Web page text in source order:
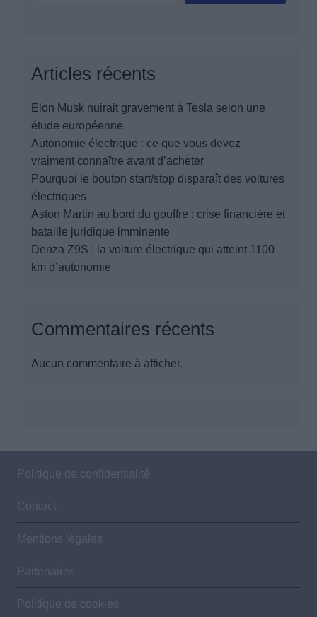
Articles récents
Elon Musk nuirait gravement à Tesla selon une
étude européenne
Autonomie électrique : ce que vous devez
vraiment connaître avant d’acheter
Pourquoi le bouton start/stop disparaît des voitures
électriques
Aston Martin au bord du gouffre : crise financière et
bataille juridique imminente
Denza Z9S : la voiture électrique qui atteint 1100
km d’autonomie
Commentaires récents
Aucun commentaire à afficher.
Politique de confidentialité
Contact
Mentions légales
Partenaires
Politique de cookies